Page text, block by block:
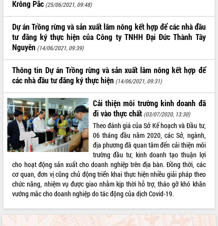
VIDEO
Lễ truy tặng danh hiệu “Bà Mẹ Việt
Nam Anh hùng” và trao Huân chương
Lao động
UBND tỉnh Đắk Lắk triển khai nhiệm
Krông Pắc (25/06/2021, 09:48)
Dự án Trồng rừng và sản xuất lâm nông kết hợp để các nhà đầu
tư đăng ký thực hiện của Công ty TNHH Đại Đức Thành Tây
Nguyên (14/06/2021, 09:39)
Thông tin Dự án Trồng rừng và sản xuất lâm nông kết hợp để
các nhà đầu tư đăng ký thực hiện (14/06/2021, 09:31)
Cải thiện môi trường kinh doanh đã
đi vào thực chất (03/07/2020, 13:30)
Theo đánh giá của Sở Kế hoạch và Đầu tư,
06 tháng đầu năm 2020, các Sở, ngành,
địa phương đã quan tâm đến cải thiện môi
trường đầu tư, kinh doanh tạo thuận lợi
cho hoạt động sản xuất cho doanh nghiệp trên địa bàn. Đồng thời, các
cơ quan, đơn vị cũng chủ động triển khai thực hiện nhiều giải pháp theo
chức năng, nhiệm vụ được giao nhằm kịp thời hỗ trợ, tháo gỡ khó khăn
vướng mắc cho doanh nghiệp do tác động của dịch Covid-19.